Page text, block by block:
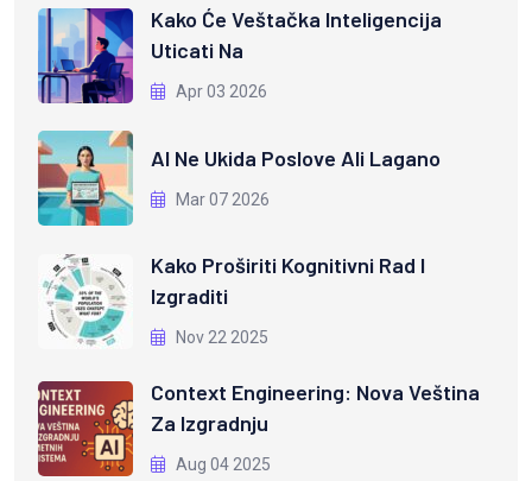
Kako Će Veštačka Inteligencija
Uticati Na
Apr 03 2026
AI Ne Ukida Poslove Ali Lagano
Mar 07 2026
Kako Proširiti Kognitivni Rad I
Izgraditi
Nov 22 2025
Context Engineering: Nova Veština
Za Izgradnju
Aug 04 2025